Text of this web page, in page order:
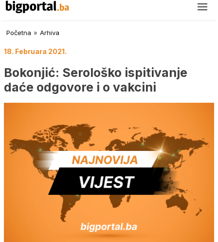
Početna » Arhiva
18. Februara 2021.
Bokonjić: Serološko ispitivanje
daće odgovore i o vakcini